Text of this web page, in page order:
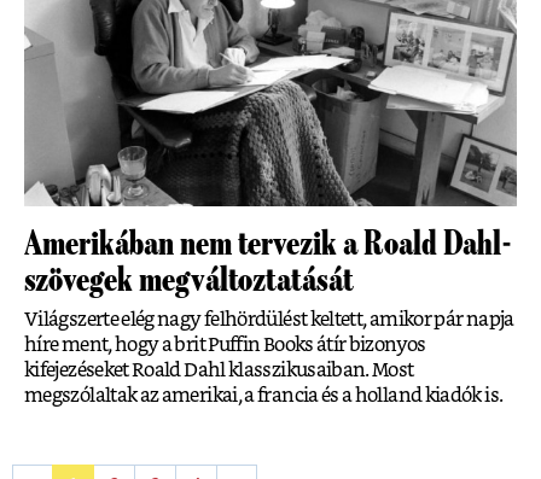
Amerikában nem tervezik a Roald Dahl-
szövegek megváltoztatását
Világszerte elég nagy felhördülést keltett, amikor pár napja
híre ment, hogy a brit Puffin Books átír bizonyos
kifejezéseket Roald Dahl klasszikusaiban. Most
megszólaltak az amerikai, a francia és a holland kiadók is.